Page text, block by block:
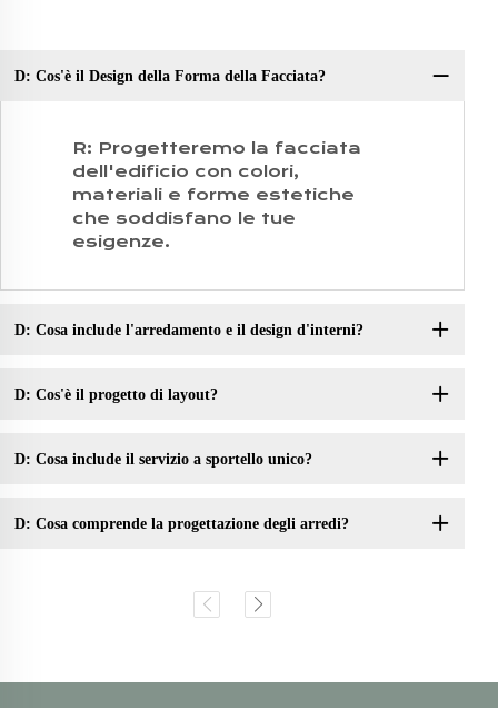
D: Cos'è il Design della Forma della Facciata?
R: Progetteremo la facciata
dell'edificio con colori,
materiali e forme estetiche
che soddisfano le tue
esigenze.
D: Cosa include l'arredamento e il design d'interni?
D: Cos'è il progetto di layout?
D: Cosa include il servizio a sportello unico?
D: Cosa comprende la progettazione degli arredi?